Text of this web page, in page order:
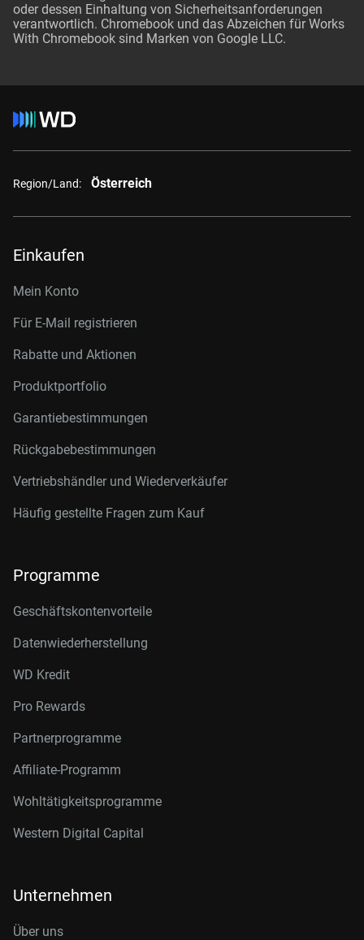
oder dessen Einhaltung von Sicherheitsanforderungen
verantwortlich. Chromebook und das Abzeichen für Works
With Chromebook sind Marken von Google LLC.
Region/Land: Österreich
Einkaufen
Mein Konto
Für E-Mail registrieren
Rabatte und Aktionen
Produktportfolio
Garantiebestimmungen
Rückgabebestimmungen
Vertriebshändler und Wiederverkäufer
Häufig gestellte Fragen zum Kauf
Programme
Geschäftskontenvorteile
Datenwiederherstellung
WD Kredit
Pro Rewards
Partnerprogramme
Affiliate-Programm
Wohltätigkeitsprogramme
Western Digital Capital
Unternehmen
Über uns